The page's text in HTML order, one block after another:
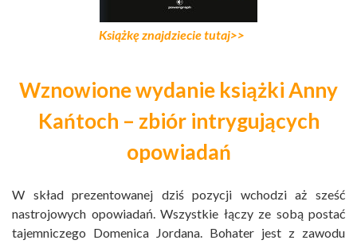
Książkę znajdziecie tutaj>>
Wznowione wydanie książki Anny
Kańtoch – zbiór intrygujących
opowiadań
W skład prezentowanej dziś pozycji wchodzi aż sześć
nastrojowych opowiadań. Wszystkie łączy ze sobą postać
tajemniczego Domenica Jordana. Bohater jest z zawodu